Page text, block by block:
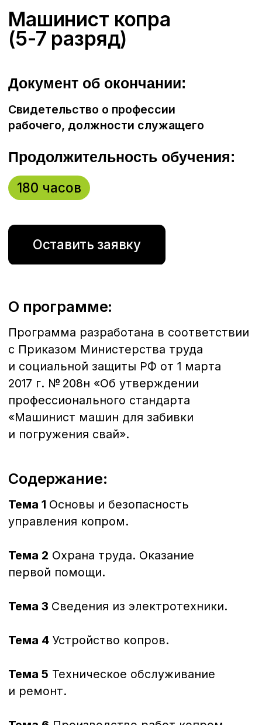
Тема 1 Основы и безопасность
Тема 2Охрана труда. Оказание
первой помощи.
Тема 3Сведения из электротехники.
Тема 5Техническое обслуживание
и ремонт.
Тема 6Производство работ копром.
Тема 7Эксплуатация копров.
Тема 8Производственное обучение.
Содержание:
Хотите узнать больше,
задать вопроси получить
консультацию?
Заполните данные и мы вам перезвоним!
Оставить заявку
+7 (423) 22-44-333 sales@dvrcot.ru
Консультация Почта для запросов
Вам могут быть
интересны
Стропальщик (2−6 разряд)
Документ об окончании
Свидетельство о профессии рабочего,